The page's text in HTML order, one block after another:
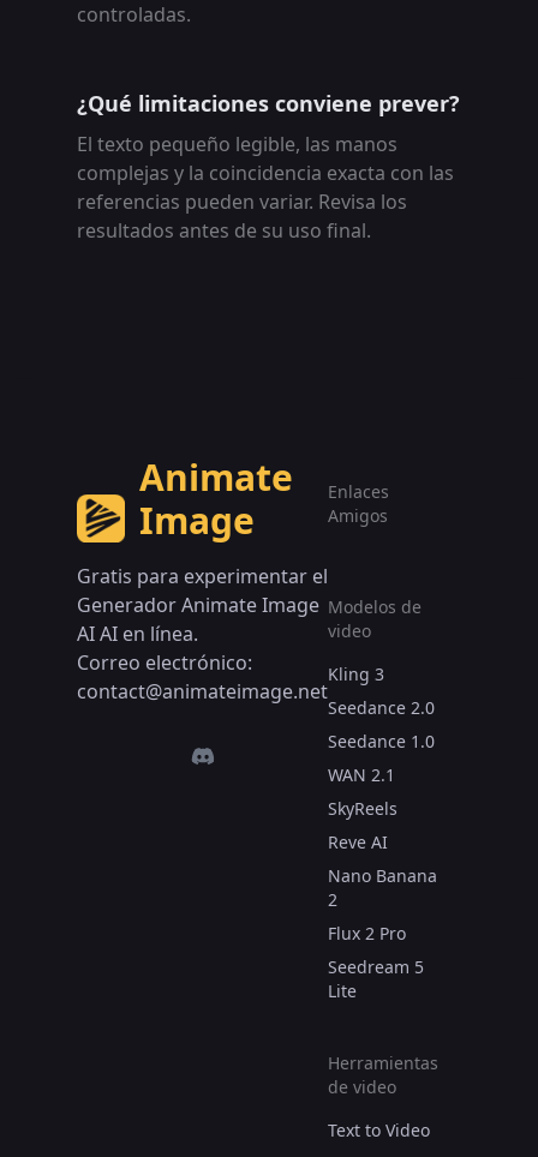
controladas.
¿Qué limitaciones conviene prever?
El texto pequeño legible, las manos
complejas y la coincidencia exacta con las
referencias pueden variar. Revisa los
resultados antes de su uso final.
Animate
Image
Gratis para experimentar el
Generador Animate Image
AI AI en línea.
Correo electrónico:
contact@animateimage.net
Enlaces
Amigos
Modelos de
video
Kling 3
Seedance 2.0
Seedance 1.0
WAN 2.1
SkyReels
Reve AI
Nano Banana
2
Flux 2 Pro
Seedream 5
Lite
Herramientas
de video
Text to Video